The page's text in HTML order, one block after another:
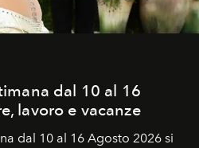
dal 10 al 16
lavoro e vacanze
dal 10 al 16 Agosto 2026 si